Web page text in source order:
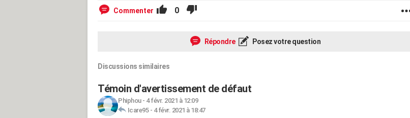
Commenter 0
Répondre Posez votre question
Discussions similaires
Témoin d'avertissement de défaut
Phiphou- 4 févr. 2021 à 12:09
Icare95- 4 févr. 2021 à 18:47